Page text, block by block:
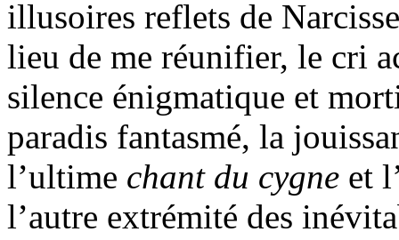
illusoires reflets de
lieu de me réunifier, le cri
silence énigmatique et
paradis fantasmé, la
l’ultime chant du cygne et
l’autre extrémité des